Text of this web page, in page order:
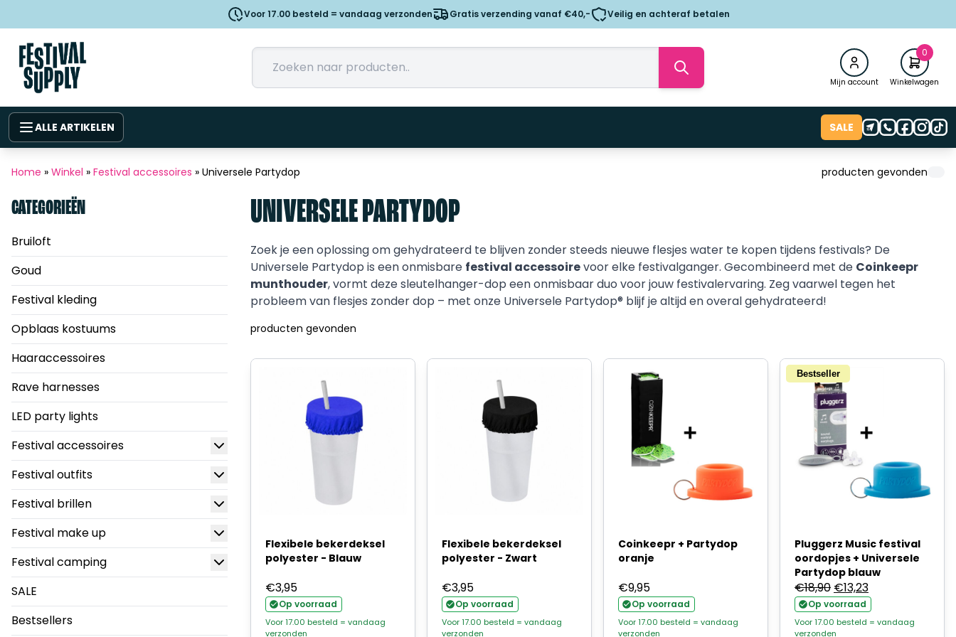
Voor 17.00 besteld = vandaag verzonden Gratis verzending vanaf €40,- Veilig en achteraf betalen
Mijn account
0
Winkelwagen
ALLE ARTIKELEN SALE
Home » Winkel » Festival accessoires » Universele Partydop producten gevonden
CATEGORIEËN
Bruiloft
Goud
Festival kleding
Opblaas kostuums
Haaraccessoires
Rave harnesses
LED party lights
Festival accessoires
Festival outfits
Festival brillen
Festival make up
Festival camping
SALE
Bestsellers
UNIVERSELE PARTYDOP
Zoek je een oplossing om gehydrateerd te blijven zonder steeds nieuwe flesjes water te kopen tijdens festivals? De
Universele Partydop is een onmisbare festival accessoirevoor elke festivalganger. Gecombineerd met de Coinkeepr
munthouder, vormt deze sleutelhanger-dop een onmisbaar duo voor jouw festivalervaring. Zeg vaarwel tegen het
probleem van flesjes zonder dop – met onze Universele Partydop® blijf je altijd en overal gehydrateerd!
producten gevonden
Flexibele bekerdeksel
polyester - Blauw
€3,95
Op voorraad
Voor 17.00 besteld = vandaag
verzonden
Flexibele bekerdeksel
polyester - Zwart
€3,95
Op voorraad
Voor 17.00 besteld = vandaag
verzonden
Coinkeepr + Partydop
oranje
€9,95
Op voorraad
Voor 17.00 besteld = vandaag
verzonden
Bestseller
Pluggerz Music festival
oordopjes + Universele
Partydop blauw
€18,90 Oorspronkelijke
prijs
was:
€13,23Huidige
prijs
is:
Op voorraad
Voor 17.00 besteld = vandaag
verzonden